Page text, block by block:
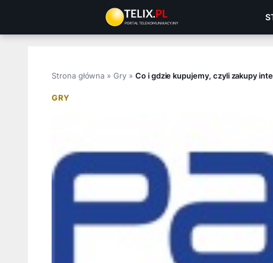
treści
Strona główna »Gry » Co i gdzie kupujemy, czyli zakupy
GRY